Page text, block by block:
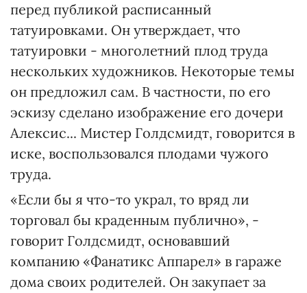
перед публикой расписанный
татуировками. Он утверждает, что
татуировки - многолетний плод труда
нескольких художников. Некоторые темы
он предложил сам. В частности, по его
эскизу сделано изображение его дочери
Алексис... Мистер Голдсмидт, говорится в
иске, воспользовался плодами чужого
труда.
«Если бы я что-то украл, то вряд ли
торговал бы краденным публично», -
говорит Голдсмидт, основавший
компанию «Фанатикс Аппарел» в гараже
дома своих родителей. Он закупает за